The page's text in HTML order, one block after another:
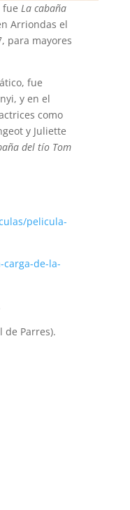
fue La cabaña
Arriondas el
para mayores
fue
y en el
como
y Juliette
del tío Tom
pelicula-
de-la-
de Parres).